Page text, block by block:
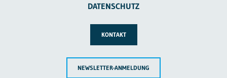
DATENSCHUTZ
KONTAKT
NEWSLETTER-ANMELDUNG